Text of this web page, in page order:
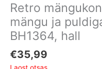
Retro
mängu ja
BH1364, hall
€35,99